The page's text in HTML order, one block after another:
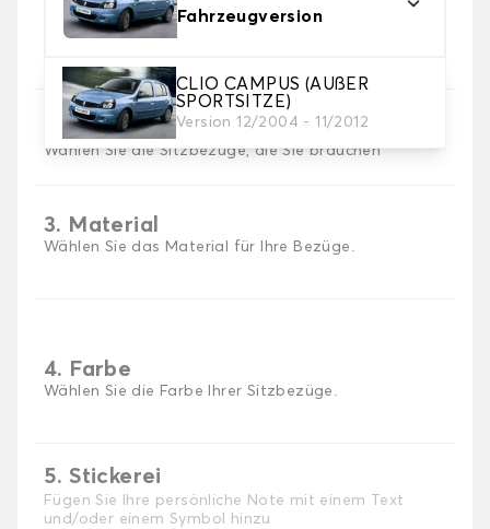
Fahrzeugversion
CLIO CAMPUS (AUßER
SPORTSITZE)
Version 12/2004 - 11/2012
2. Satz von Bezügen
Wählen Sie die Sitzbezüge, die Sie brauchen
3. Material
Wählen Sie das Material für Ihre Bezüge.
4. Farbe
Wählen Sie die Farbe Ihrer Sitzbezüge.
5. Stickerei
Fügen Sie Ihre persönliche Note mit einem Text
und/oder einem Symbol hinzu